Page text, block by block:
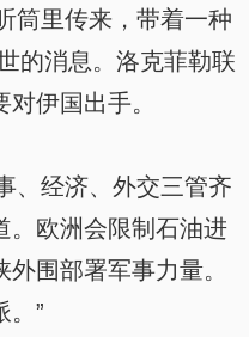
里传来，带着一种
的消息。洛克菲勒联
伊国出手。
经济、外交三管齐
。欧洲会限制石油进
围部署军事力量。
。”